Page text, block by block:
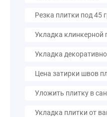
Резка плитки под 45
Укладка клинкерной
Укладка
Цена затирки швов
Уложить плитку в
Укладка плитки от